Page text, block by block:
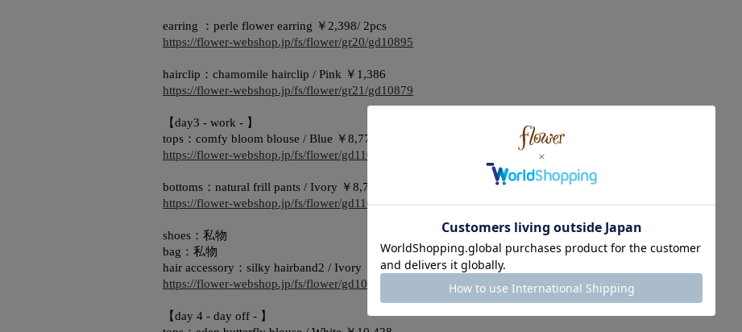
earring ：perle flower earring ￥2,398/ 2pcs
https://flower-webshop.jp/fs/flower/gr20/gd10895
hairclip：chamomile hairclip / Pink ￥1,386
https://flower-webshop.jp/fs/flower/gr21/gd10879
【day3 - work - 】
tops：comfy bloom blouse / Blue ￥8,778
https://flower-webshop.jp/fs/flower/gd11064
bottoms：natural frill pants / Ivory ￥8,778
https://flower-webshop.jp/fs/flower/gd11044
shoes：私物
bag：私物
hair accessory：silky hairband2 / Ivory ￥1,298
https://flower-webshop.jp/fs/flower/gd10594
【day 4 - day off - 】